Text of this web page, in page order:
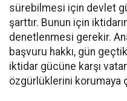
sürebilmesi için devlet
şarttır. Bunun için
denetlenmesi gerekir.
başvuru hakkı, gün
iktidar gücüne karşı
özgürlüklerini korumaya